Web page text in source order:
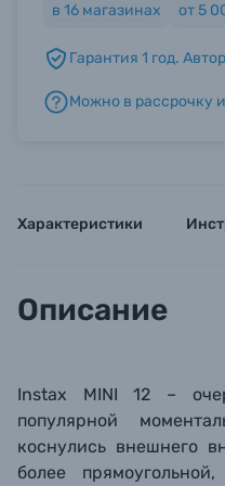
Б/У фототехника
в 16 магазинах
от 5
Гарантия 1 год.
Можно в рассрочку
Характеристики
Описание
Instax MINI 12 –
популярной
коснулись внешнего
более